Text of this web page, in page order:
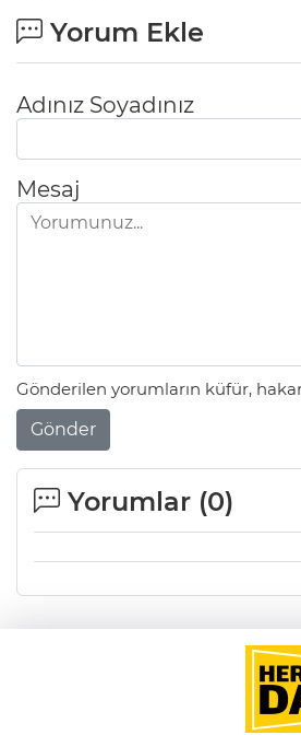
Yorum Ekle
Adınız Soyadınız
Mesaj
Gönderilen yorumların küfür,
Gönder
Yorumlar (0)